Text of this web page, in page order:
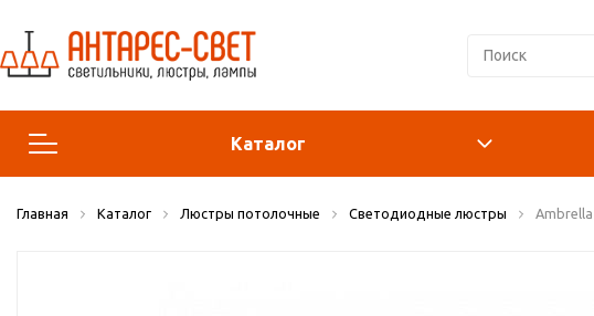
Каталог
Люстры и подвесы
Главная Каталог Люстры потолочные Светодиодные люстры